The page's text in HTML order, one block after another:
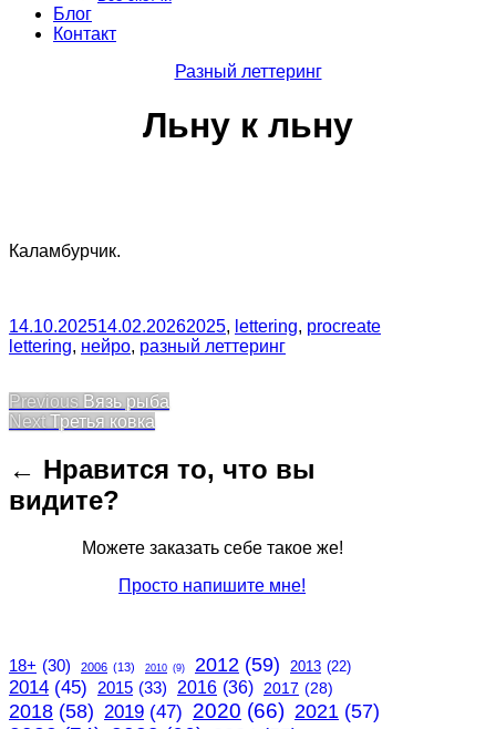
Блог
Контакт
Разный леттеринг
Льну к льну
Каламбурчик.
14.10.202514.02.20262025, lettering, procreate
lettering, нейро, разный леттеринг
Post
navigation
Previous Previous
post:
Вязь рыба
Next Next
Третья ковка
← Нравится то, что вы
видите?
Можете заказать себе такое же!
Просто напишите мне!
18+ (30) 2006 (13) 2010 (9) 2012 (59) 2013 (22)
2014 (45) 2015 (33) 2016 (36) 2017 (28)
2018 (58) 2019 (47) 2020 (66) 2021 (57)